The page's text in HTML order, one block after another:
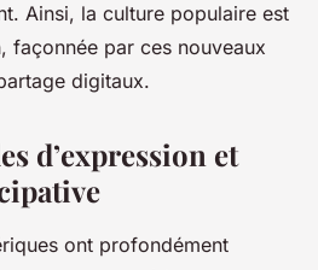
Ainsi, la culture populaire est
façonnée par ces nouveaux
digitaux.
d’expression et
ont profondément